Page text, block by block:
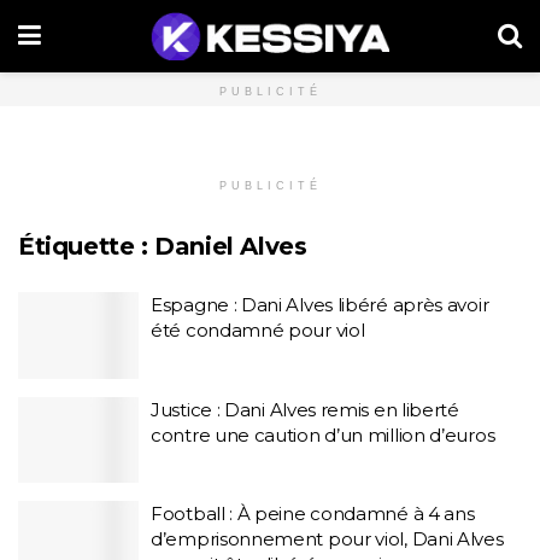
PUBLICITÉ
PUBLICITÉ
Étiquette : Daniel Alves
Espagne : Dani Alves libéré après avoir
été condamné pour viol
Justice : Dani Alves remis en liberté
contre une caution d’un million d’euros
Football : À peine condamné à 4 ans
d’emprisonnement pour viol, Dani Alves